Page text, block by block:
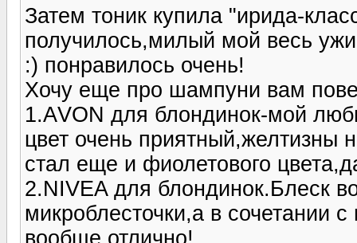
Затем тоник купила "ирида-
получилось,милый мой весь
:) понравилось очень!
Хочу еще про шампуни вам
1.АVON для блондинок-мой
цвет очень приятный,желтизны
стал еще и фиолетового
2.NIVEA для блондинок.Блеск
микроблесточки,а в сочетании
вообще отлично!